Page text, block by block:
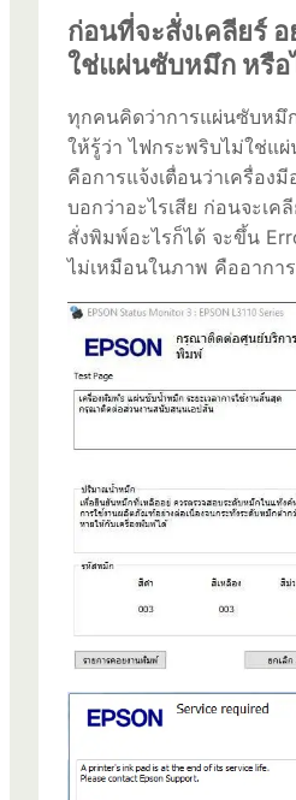
ก่อนที่จะสั่งเคลียร์
ใช่แผ่นซับหมึก หรือ
ทุกคนคิดว่าการแผ่นซับหมึ
ให้รู้ว่า ไฟกระพริบไม่ใช่แ
คือการแจ้งเตื่อนว่าเครื่องมี
บอกว่าอะไรเสีย ก่อนจะเค
สั่งพิมพ์อะไรก็ได้ จะขึ้น
ไม่เหมือนในภาพ คืออากา